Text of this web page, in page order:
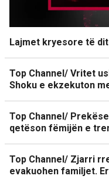
Lajmet kryesore të
Top Channel/ Vritet
Shoku e ekzekuton
Top Channel/
qetëson fëmijën e
Top Channel/ Zjarri
evakuohen familjet.